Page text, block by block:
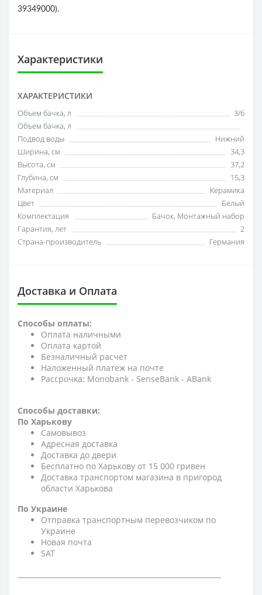
39349000).
Характеристики
ХАРАКТЕРИСТИКИ
Объем бачка, л
3/6
Объем бачка, л
Подвод воды
Нижний
Ширина, см
34,3
Высота, см
37,2
Глубина, см
15,3
Материал
Керамика
Цвет
Белый
Комплектация
Бачок, Монтажный набор
Гарантия, лет
2
Страна-производитель
Германия
Доставка и Оплата
Способы оплаты:
Оплата наличными
Оплата картой
Безналичный расчет
Наложенный платеж на почте
Рассрочка: Monobank - SenseBank - АBank
Способы доставки:
По Харькову
Самовывоз
Адресная доставка
Доставка до двери
Бесплатно по Харькову от 15 000 гривен
Доставка транспортом магазина в пригород
области Харькова
По Украине
Отправка транспортным перевозчиком по
Украине
Новая почта
SAT